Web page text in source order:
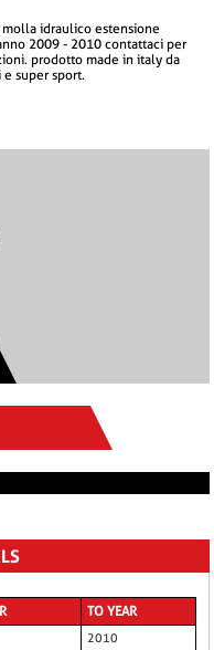
2009 - 2010 contattaci per
prodotto made in italy da
super sport.
TO YEAR
2010